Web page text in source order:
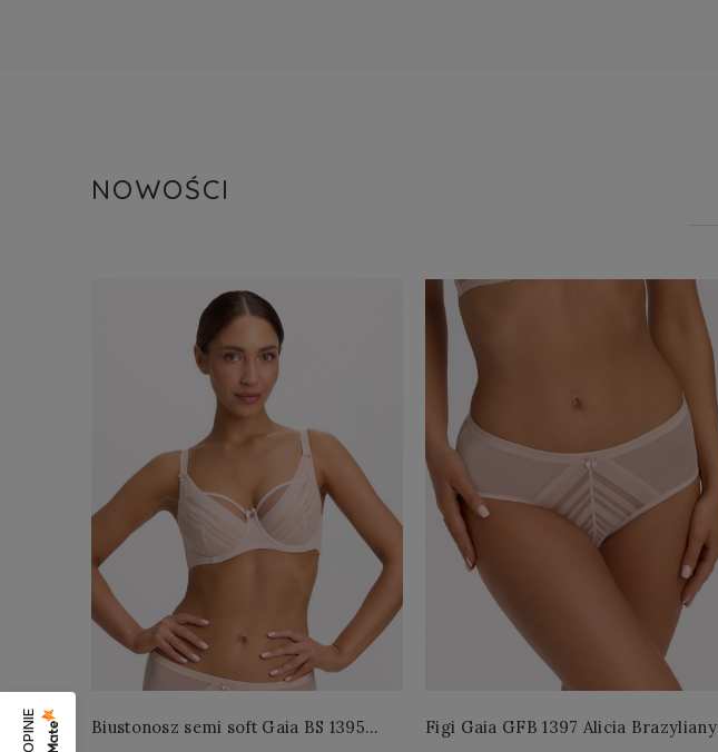
NOWOŚCI
Biustonosz semi soft Gaia BS 1395
Figi Gaia GFB 1397 Alicia Brazyliany